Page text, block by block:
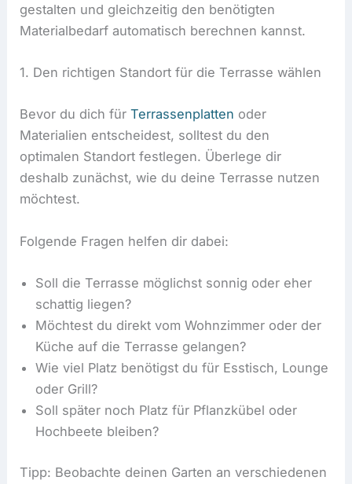
gestalten und gleichzeitig den benötigten
Materialbedarf automatisch berechnen kannst.
1. Den richtigen Standort für die Terrasse wählen
Bevor du dich für Terrassenplatten oder
Materialien entscheidest, solltest du den
optimalen Standort festlegen. Überlege dir
deshalb zunächst, wie du deine Terrasse nutzen
möchtest.
Folgende Fragen helfen dir dabei:
Soll die Terrasse möglichst sonnig oder eher
schattig liegen?
Möchtest du direkt vom Wohnzimmer oder der
Küche auf die Terrasse gelangen?
Wie viel Platz benötigst du für Esstisch, Lounge
oder Grill?
Soll später noch Platz für Pflanzkübel oder
Hochbeete bleiben?
Tipp: Beobachte deinen Garten an verschiedenen